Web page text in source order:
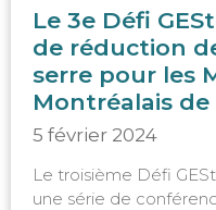
Le 3e Défi
de réduction
serre pour les
Montréalais de
5 février 2024
Le troisième Défi
une série de